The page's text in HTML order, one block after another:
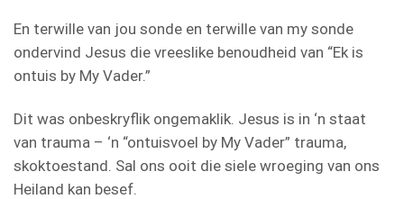
En terwille van jou sonde en terwille van my sonde
ondervind Jesus die vreeslike benoudheid van “Ek is
ontuis by My Vader.”
Dit was onbeskryflik ongemaklik. Jesus is in ‘n staat
van trauma – ‘n “ontuisvoel by My Vader” trauma,
skoktoestand. Sal ons ooit die siele wroeging van ons
Heiland kan besef.